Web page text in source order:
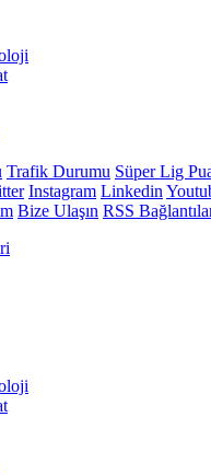
Trafik Durumu Süper Lig
Instagram Linkedin
Bize Ulaşın RSS